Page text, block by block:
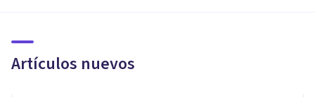
Artículos nuevos